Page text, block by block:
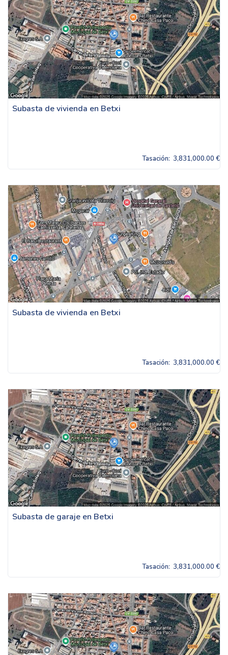
Subasta de vivienda en Betxi
Tasación: 3,831,000.00 €
Subasta de vivienda en Betxi
Tasación: 3,831,000.00 €
Subasta de garaje en Betxi
Tasación: 3,831,000.00 €